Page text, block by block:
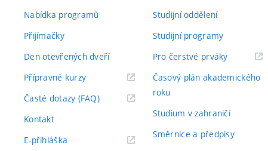
Nabídka programů
Přijímačky
Den otevřených dveří
Přípravné kurzy
Časté dotazy (FAQ)
Kontakt
E-přihláška
Studijní oddělení
Studijní programy
Pro čerstvé prváky
Časový plán akademického
roku
Studium v zahraničí
Směrnice a předpisy